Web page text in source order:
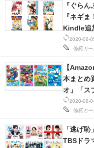
注目記事を集めた総合ペ
ITの今と未来を見通す
スマホと通信の最新トレ
進化するPCとデバイスの
好きが集まる 比べて選
ビジネスと働き方のヒン
AI活用のいまが分かる
2020-08-
修羅ガー
『ぐら
『ネギ
Kindle追
2020-08-
修羅ガー
【
本まとめ
オ」「ス
「逃げ
TBSドラ